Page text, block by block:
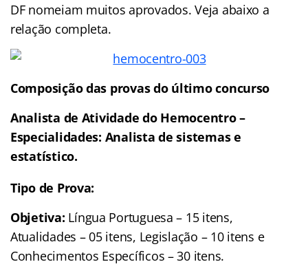
DF nomeiam muitos aprovados. Veja abaixo a
relação completa.
Composição das provas do último concurso
Analista de Atividade do Hemocentro –
Especialidades: Analista de sistemas e
estatístico.
Tipo de Prova:
Objetiva: Língua Portuguesa – 15 itens,
Atualidades – 05 itens, Legislação – 10 itens e
Conhecimentos Específicos – 30 itens.